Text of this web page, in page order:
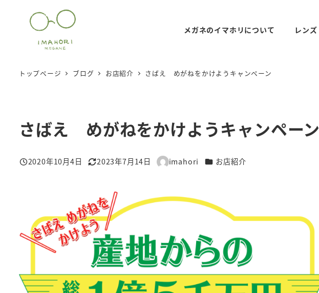
メガネのイマホリについて レンズ
トップページ ブログ お店紹介 さばえ めがねをかけようキャンペーン
さばえ めがねをかけようキャンペーン
投稿日
2020年10月4日
更新日
2023年7月14日
著
imahori カテゴリー
お店紹介